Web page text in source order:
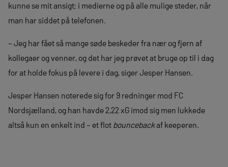
kunne se mit ansigt; i medierne og på alle mulige steder, når
man har siddet på telefonen.
– Jeg har fået så mange søde beskeder fra nær og fjern af
kollegaer og venner, og det har jeg prøvet at bruge op til i dag
for at holde fokus på levere i dag, siger Jesper Hansen.
Jesper Hansen noterede sig for 9 redninger mod FC
Nordsjælland, og han havde 2,22 xG imod sig men lukkede
altså kun en enkelt ind – et flot bouncebackaf keeperen.